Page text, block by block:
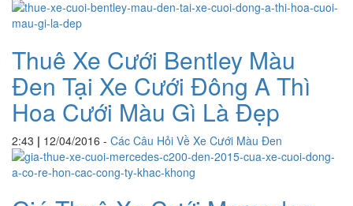
Thuê Xe Cưới Bentley Màu
Đen Tại Xe Cưới Đông A Thì
Hoa Cưới Màu Gì Là Đẹp
2:43 | 12/04/2016 - Các Câu Hỏi Về Xe Cưới Màu Đen